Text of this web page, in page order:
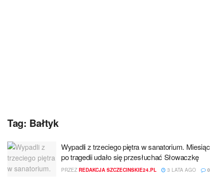
Tag: Bałtyk
Wypadli z trzeciego piętra w sanatorium. Miesiąc
po tragedii udało się przesłuchać Słowaczkę
PRZEZ REDAKCJA SZCZECINSKIE24.PL 3 LATA AGO 0